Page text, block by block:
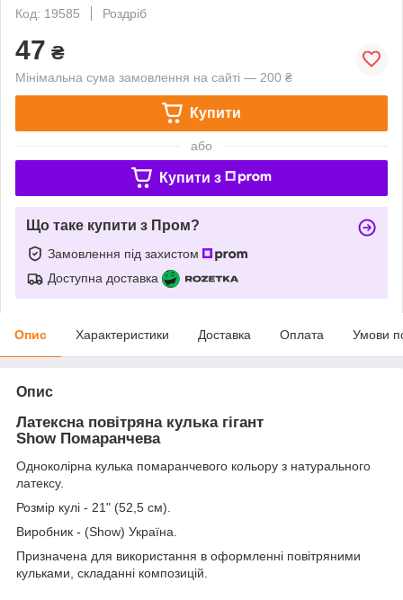
Код: 19585
Роздріб
47 ₴
Мінімальна сума замовлення на сайті — 200 ₴
Купити
або
Купити з
Що таке купити з Пром?
Замовлення під захистом
Доступна доставка
Опис Характеристики Доставка Оплата Умови
Опис
Латексна повітряна кулька гігант
Show Помаранчева
Одноколірна кулька помаранчевого кольору з натурального
латексу.
Розмір кулі - 21" (52,5 см).
Виробник - (Show) Україна.
Призначена для використання в оформленні повітряними
кульками, складанні композицій.